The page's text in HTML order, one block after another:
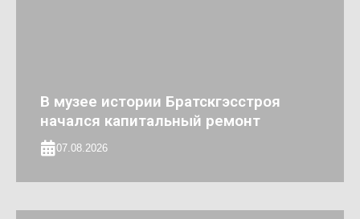
В музее истории Братскгэсстроя
начался капитальный ремонт
07.08.2026